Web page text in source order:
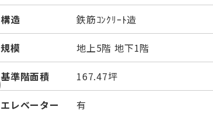
構造 鉄筋ｺﾝｸﾘｰﾄ造
規模 地上5階 地下1階
基準階面積 167.47坪
エレベーター 有